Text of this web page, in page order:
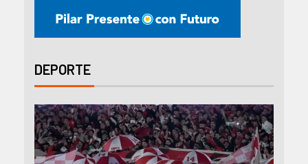
DEPORTE